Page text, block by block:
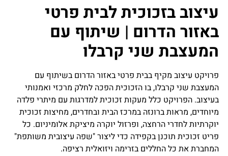
עיצוב בזכוכית לבית פרטי
באזור הדרום | שיתוף עם
המעצבת שני קרבלו
פרויקט עיצוב מקיף בבית פרטי באזור הדרום בשיתוף עם
המעצבת שני קרבלו, בו הזכוכית הפכה לחלק מרכזי ואמנותי
בעיצוב. הפרויקט כלל מעקות זכוכית למדרגות עם מיתרי פלדה
מיוחדים, מראות ברונזה במרכז הבית ובחדרים, מחיצות זכוכית
יוקרתיות לחדרי הרחצה, ופרזול יוקרה מיציקת אלומיניום. כל
פריט זכוכית תוכנן בקפידה כדי ליצור "שפה עיצובית משותפת"
המחברת את כל החללים בזרימה ויזואלית רציפה.